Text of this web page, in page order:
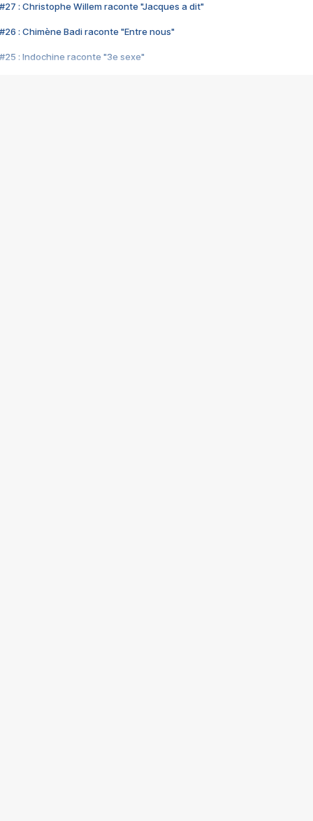
#27 : Christophe Willem raconte "Jacques a dit"
#26 : Chimène Badi raconte "Entre nous"
#25 : Indochine raconte "3e sexe"